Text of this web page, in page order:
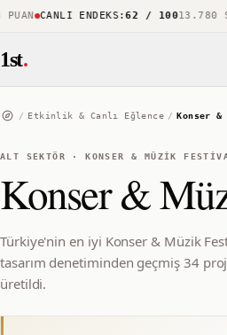
CANLI ENDEKS:62 / 10013.780
1st.
/ Etkinlik & Canlı Eğlence / Konser
ALT SEKTÖR ·KONSER & MÜZIK
Konser &
Türkiye'nin en iyi Konser & Müzik
tasarım denetiminden geçmiş 34
üretildi.